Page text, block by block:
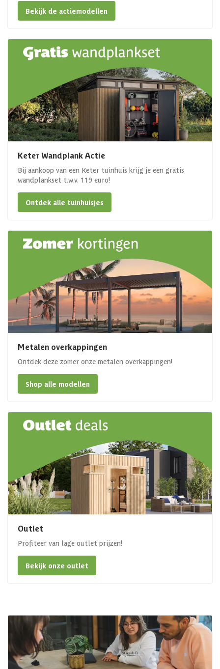
Bekijk de actiemodellen
Keter Wandplank Actie
Bij aankoop van een Keter tuinhuis krijg je een gratis
wandplankset t.w.v. 119 euro!
Ontdek alle tuinhuisjes
Metalen overkappingen
Ontdek deze zomer onze metalen overkappingen!
Shop alle modellen
Outlet
Profiteer van lage outlet prijzen!
Bekijk onze outlet